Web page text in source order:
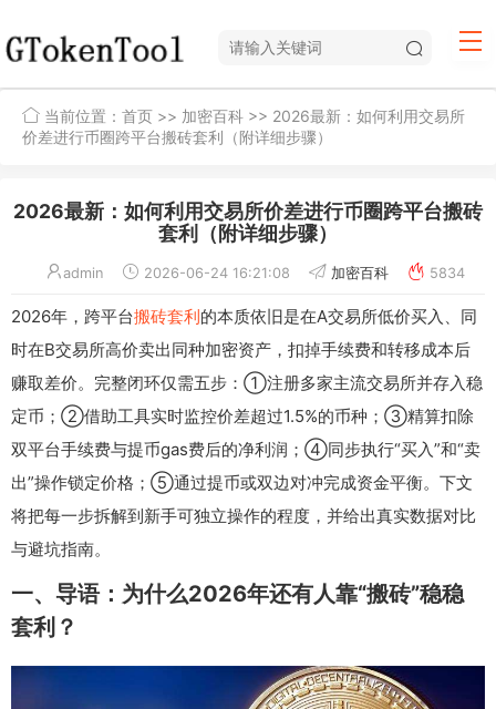
当前位置： 首页 >> 加密百科 >> 2026最新：如何利用交易所
价差进行币圈跨平台搬砖套利（附详细步骤）
2026最新：如何利用交易所价差进行币圈跨平台搬砖
套利（附详细步骤）
admin 2026-06-24 16:21:08 加密百科 5834
2026年，跨平台搬砖套利 的本质依旧是在A交易所低价买入、同
时在B交易所高价卖出同种加密资产，扣掉手续费和转移成本后
赚取差价。完整闭环仅需五步：①注册多家主流交易所并存入稳
定币；②借助工具实时监控价差超过1.5%的币种；③精算扣除
双平台手续费与提币gas费后的净利润；④同步执行“买入”和“卖
出”操作锁定价格；⑤通过提币或双边对冲完成资金平衡。下文
将把每一步拆解到新手可独立操作的程度，并给出真实数据对比
与避坑指南。
一、导语：为什么2026年还有人靠“搬砖”稳稳
套利？